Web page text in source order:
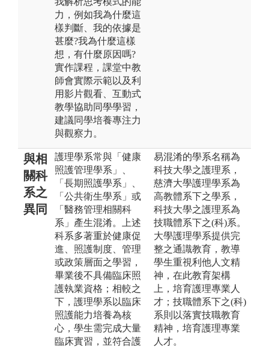
力，例如我為什麼這
樣判斷、我的依據是
甚麼?我為什麼這樣
想，有什麼原因嗎?
實作課程，課堂中教
師會實際示範以及利
用影片觀看、互動式
教學協助同學學習，
建議同學培養專注力
與觀察力。
與相
關科
系之
異同
護理學系常與「健康
照護管理學系」、
「長期照護學系」、
「公共衛生學系」或
「醫務管理相關科
系」產生混淆。上述
科系多著重於健康促
進、照護制度、管理
或政策層面之學習，
畢業後不具備臨床照
護執業資格；相較之
下，護理學系以臨床
照護能力培養為核
心，學生需完成大量
臨床實習，並符合護
易混淆的學系名稱為
科技大學之護理系，
慈濟大學護理學系為
高教體系下之學系，
科技大學之護理系為
技職體系下之(科)系。
大學護理學系提供完
整之通識教育，教導
學生重視利他人文精
神，在此教育架構
上，培育護理專業人
才；技職體系下之(科)
系則以落實技職教育
精神，培育護理專業
人才。